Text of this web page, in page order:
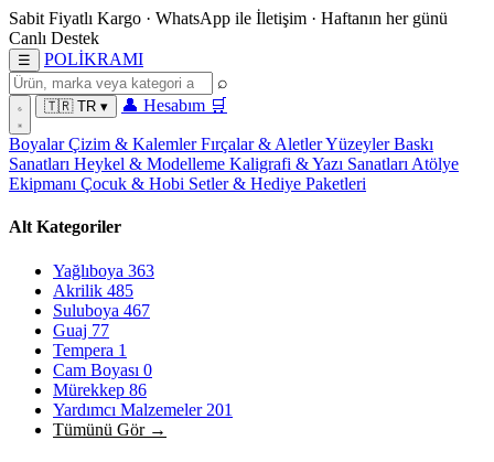
Sabit Fiyatlı Kargo · WhatsApp ile İletişim · Haftanın her günü
Canlı Destek
☰ POLİKRAMI
⌕
🇹🇷 TR ▾ 👤 Hesabım 🛒
BoyalarÇizim & KalemlerFırçalar & AletlerYüzeylerBaskı
Sanatları Heykel & Modelleme Kaligrafi & Yazı Sanatları Atölye
Ekipmanı Çocuk & Hobi Setler & Hediye Paketleri
Alt Kategoriler
Yağlıboya 363
Akrilik 485
Suluboya 467
Guaj 77
Tempera 1
Cam Boyası 0
Mürekkep 86
Yardımcı Malzemeler 201
Tümünü Gör →